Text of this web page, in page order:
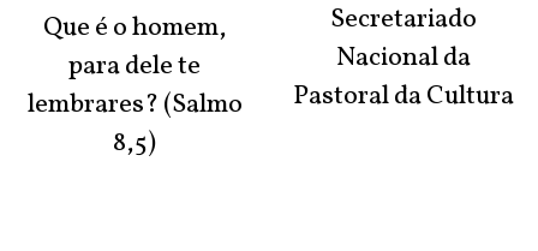
Que é o homem,
para dele te
lembrares? (Salmo
8,5)
Secretariado
Nacional da
Pastoral da Cultura